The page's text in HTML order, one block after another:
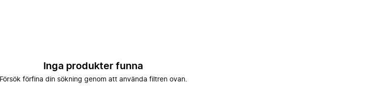
Inga produkter funna
Försök förfina din sökning genom att använda filtren ovan.